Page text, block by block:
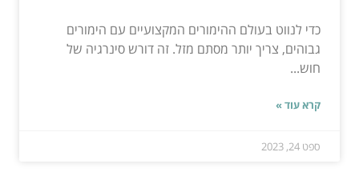
כדי לנווט בעולם ההימורים המקצועיים עם הימורים
גבוהים, צריך יותר מסתם מזל. זה דורש סינרגיה של
חוש...
קרא עוד »
ספט 24, 2023